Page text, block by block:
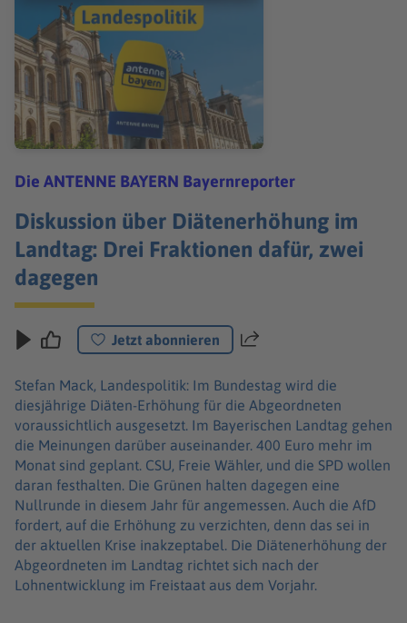
Die ANTENNE BAYERN Bayernreporter
Diskussion über Diätenerhöhung im
Landtag: Drei Fraktionen dafür, zwei
dagegen
Jetzt abonnieren Teilen
Stefan Mack, Landespolitik: Im Bundestag wird die
diesjährige Diäten-Erhöhung für die Abgeordneten
voraussichtlich ausgesetzt. Im Bayerischen Landtag gehen
die Meinungen darüber auseinander. 400 Euro mehr im
Monat sind geplant. CSU, Freie Wähler, und die SPD wollen
daran festhalten. Die Grünen halten dagegen eine
Nullrunde in diesem Jahr für angemessen. Auch die AfD
fordert, auf die Erhöhung zu verzichten, denn das sei in
der aktuellen Krise inakzeptabel. Die Diätenerhöhung der
Abgeordneten im Landtag richtet sich nach der
Lohnentwicklung im Freistaat aus dem Vorjahr.